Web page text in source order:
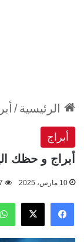
الرئيسية/
أبراج
أبراج و حظك اليوم
10 مارس، 2025
فيسبوك
‫X